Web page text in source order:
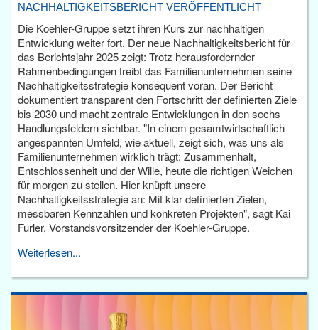
NACHHALTIGKEITSBERICHT VERÖFFENTLICHT
Die Koehler-Gruppe setzt ihren Kurs zur nachhaltigen
Entwicklung weiter fort. Der neue Nachhaltigkeitsbericht für
das Berichtsjahr 2025 zeigt: Trotz herausfordernder
Rahmenbedingungen treibt das Familienunternehmen seine
Nachhaltigkeitsstrategie konsequent voran. Der Bericht
dokumentiert transparent den Fortschritt der definierten Ziele
bis 2030 und macht zentrale Entwicklungen in den sechs
Handlungsfeldern sichtbar. "In einem gesamtwirtschaftlich
angespannten Umfeld, wie aktuell, zeigt sich, was uns als
Familienunternehmen wirklich trägt: Zusammenhalt,
Entschlossenheit und der Wille, heute die richtigen Weichen
für morgen zu stellen. Hier knüpft unsere
Nachhaltigkeitsstrategie an: Mit klar definierten Zielen,
messbaren Kennzahlen und konkreten Projekten", sagt Kai
Furler, Vorstandsvorsitzender der Koehler-Gruppe.
Weiterlesen...